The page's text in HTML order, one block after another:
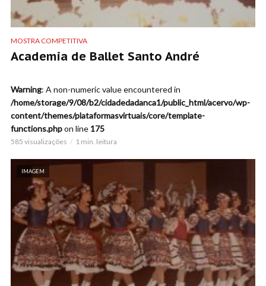
MOSTRA COMPETITIVA
Academia de Ballet Santo André
Warning: A non-numeric value encountered in
/home/storage/9/08/b2/cidadedadanca1/public_html/acervo/wp-
content/themes/plataformasvirtuais/core/template-
functions.phpon line 175
585 visualizações 1 min. leitura
IMAGEM